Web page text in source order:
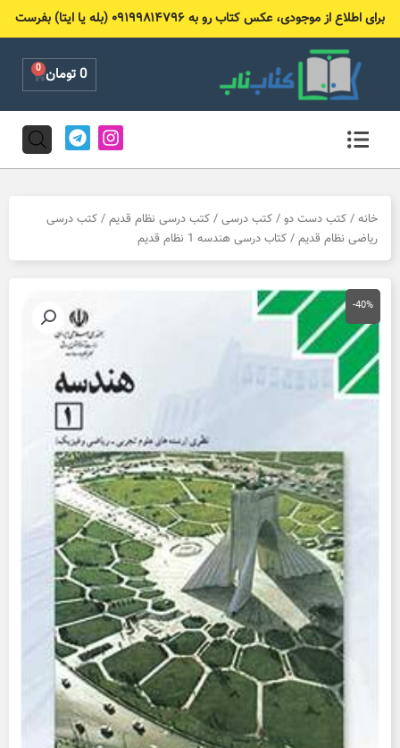
برای اطلاع از موجودی، عکس کتاب رو به ۰۹۱۹۹۸۱۴۷۹۶ (بله یا ایتا) بفرست
0تومان 0
Cart
I
n
s
g
a
T
e
l
r
m
خانه / کتب دست دو / کتب درسی / کتب درسی نظام قدیم / کتب درسی
ریاضی نظام قدیم / کتاب درسی هندسه 1 نظام قدیم
-40%